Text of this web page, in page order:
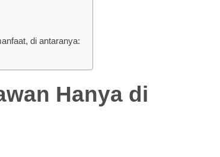
di antaranya:
Hanya di